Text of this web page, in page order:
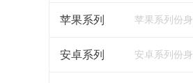
苹果系列 苹果系列份身
安卓系列 安卓系列份身